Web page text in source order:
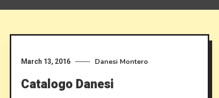
March 13, 2016 Danesi Montero
Catalogo Danesi